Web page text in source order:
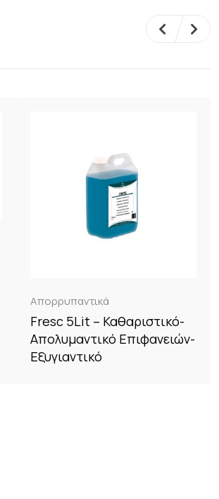
Απορρυπαντικά
Fresc 5Lit – Καθαριστικό-
Απολυμαντικό Επιφανειών-
Εξυγιαντικό